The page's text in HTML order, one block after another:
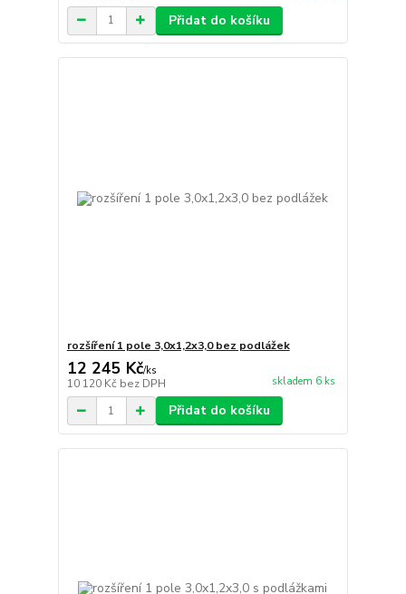
Přidat do košíku
rozšíření 1 pole 3,0x1,2x3,0 bez podlážek
12 245 Kč/ks
10 120 Kč bez DPH skladem 6 ks
Přidat do košíku